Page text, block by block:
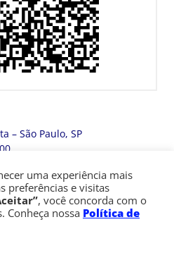
– São Paulo, SP
Cásper Líbero
uma experiência mais
preferências e visitas
, você concorda com o
Conheça nossa Política de